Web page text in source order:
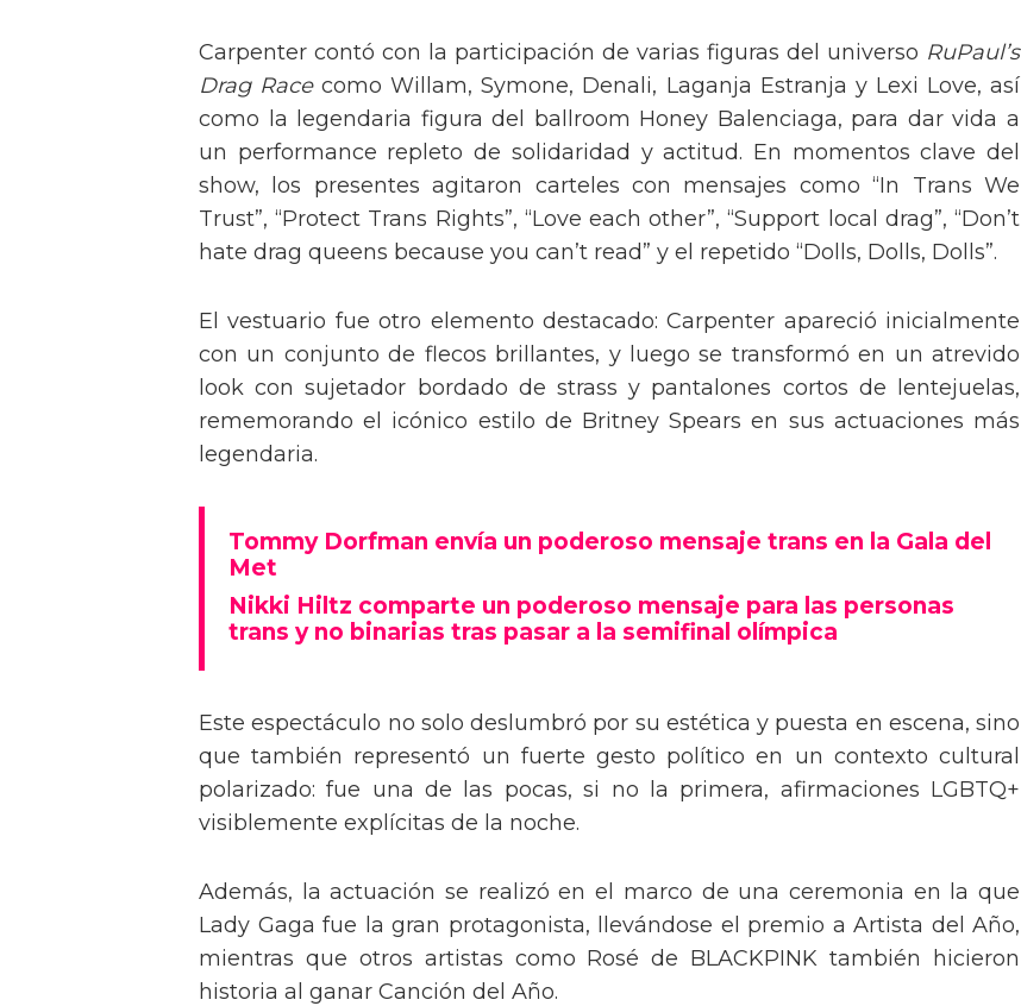
Carpenter contó con la participación de varias figuras del universo RuPaul’s
Drag Racecomo Willam, Symone, Denali, Laganja Estranja y Lexi Love, así
como la legendaria figura del ballroom Honey Balenciaga, para dar vida a
un performance repleto de solidaridad y actitud. En momentos clave del
show, los presentes agitaron carteles con mensajes como “In Trans We
Trust”, “Protect Trans Rights”, “Love each other”, “Support local drag”, “Don’t
hate drag queens because you can’t read” y el repetido “Dolls, Dolls, Dolls”.
El vestuario fue otro elemento destacado: Carpenter apareció inicialmente
con un conjunto de flecos brillantes, y luego se transformó en un atrevido
look con sujetador bordado de strass y pantalones cortos de lentejuelas,
rememorando el icónico estilo de Britney Spears en sus actuaciones más
legendaria.
Tommy Dorfman envía un poderoso mensaje trans en la Gala del
Met
Nikki Hiltz comparte un poderoso mensaje para las personas
trans y no binarias tras pasar a la semifinal olímpica
Este espectáculo no solo deslumbró por su estética y puesta en escena, sino
que también representó un fuerte gesto político en un contexto cultural
polarizado: fue una de las pocas, si no la primera, afirmaciones LGBTQ+
visiblemente explícitas de la noche.
Además, la actuación se realizó en el marco de una ceremonia en la que
Lady Gaga fue la gran protagonista, llevándose el premio a Artista del Año,
mientras que otros artistas como Rosé de BLACKPINK también hicieron
historia al ganar Canción del Año.